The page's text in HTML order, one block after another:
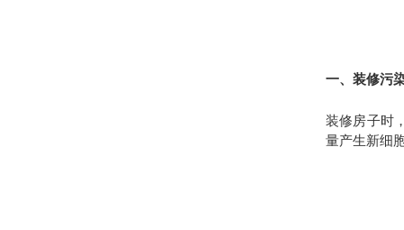
一、装修污
装修房子时
量产生新细